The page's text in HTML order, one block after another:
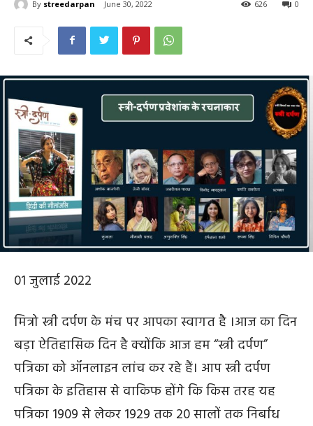
By streedarpan June 30, 2022 0
626
01 जुलाई 2022
मित्रो स्त्री दर्पण के मंच पर आपका स्वागत है ।आज का दिन
बड़ा ऐतिहासिक दिन है क्योंकि आज हम “स्त्री दर्पण”
पत्रिका को ऑनलाइन लांच कर रहे हैं। आप स्त्री दर्पण
पत्रिका के इतिहास से वाकिफ होंगे कि किस तरह यह
पत्रिका 1909 से लेकर 1929 तक 20 सालों तक निर्बाध